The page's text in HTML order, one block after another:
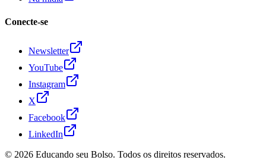
Conecte-se
Newsletter
YouTube
Instagram
X
Facebook
LinkedIn
© 2026 Educando seu Bolso. Todos os direitos reservados.